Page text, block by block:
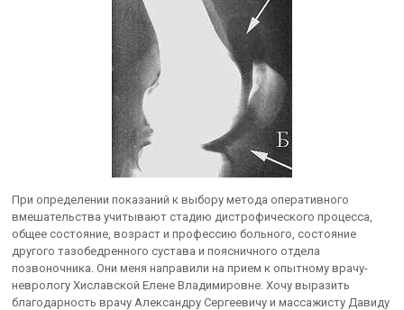
При определении показаний к выбору метода оперативного
вмешательства учитывают стадию дистрофического процесса,
общее состояние, возраст и профессию больного, состояние
другого тазобедренного сустава и поясничного отдела
позвоночника. Они меня направили на прием к опытному врачу-
неврологу Хиславской Елене Владимировне. Хочу выразить
благодарность врачу Александру Сергеевичу и массажисту Давиду